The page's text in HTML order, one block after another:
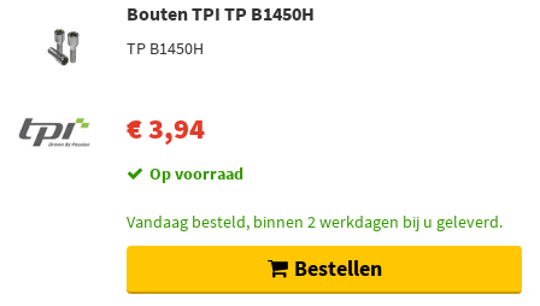
Bouten TPI TP B1450H
TP B1450H
€ 3,94
Op voorraad
Vandaag besteld, binnen 2 werkdagen bij u geleverd.
Bestellen